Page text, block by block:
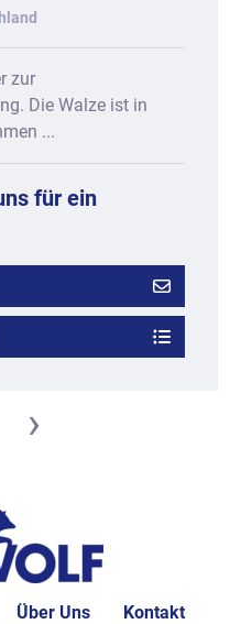
zur
Die Walze ist in
...
für ein
›
Über Uns Kontakt